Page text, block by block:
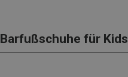
Barfußschuhe für Kids